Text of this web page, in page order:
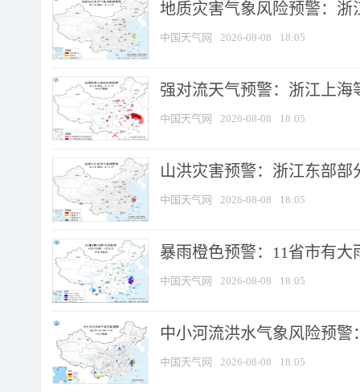
地质灾害气象风险预警：
中国天气网 2026-08-08 18:05
强对流天气预警：浙江上海
中国天气网 2026-08-08 18:05
山洪灾害预警：浙江东部
中国天气网 2026-08-08 18:05
暴雨橙色预警：11省市有
中国天气网 2026-08-08 18:05
中小河流洪水气象风险预
中国天气网 2026-08-08 18:05